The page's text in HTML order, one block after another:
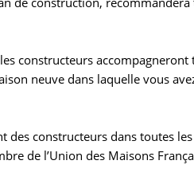
constructeurs accompagneront
neuve dans laquelle vous
des constructeurs dans toutes
de l’Union des Maisons